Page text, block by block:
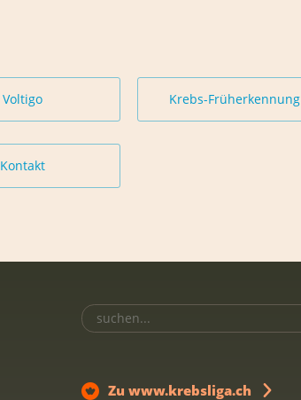
Voltigo Krebs-Früherkennung
Kontakt
Zu www.krebsliga.ch